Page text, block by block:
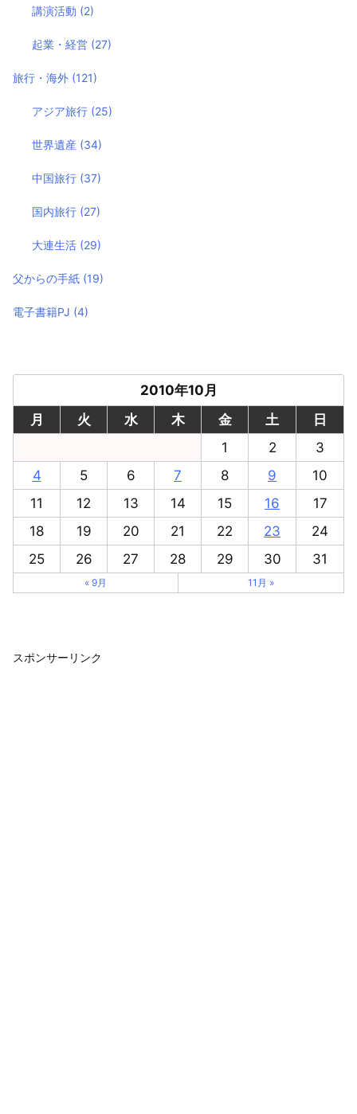
講演活動 (2)
起業・経営 (27)
旅行・海外 (121)
アジア旅行 (25)
世界遺産 (34)
中国旅行 (37)
国内旅行 (27)
大連生活 (29)
父からの手紙 (19)
電子書籍PJ (4)
2010年10月
月
火 水 木 金 土
日
1
2
3
4
5 6 7 8 9
10
11
12 13 14 15 16
17
18
19 20 21 22 23
24
25
26 27 28 29 30 31
« 9月 11月 »
スポンサーリンク